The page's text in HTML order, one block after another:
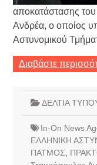
αποκατάστασης
Ανδρέα, ο οποίος
Αστυνομικού
Διαβάστε
ΔΕΛΤΙΑ
In-On News
ΕΛΛΗΝΙΚΗ
ΠΑΤΜΟΣ